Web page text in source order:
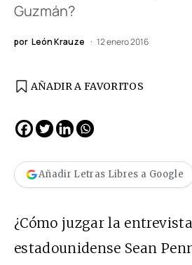
Guzmán?
por León Krauze 12 enero 2016
AÑADIR A FAVORITOS
Añadir Letras Libres a Google
¿Cómo juzgar la
estadounidense Sean